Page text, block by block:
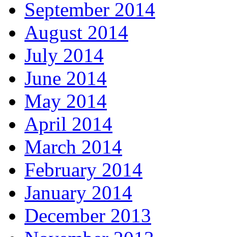
September 2014
August 2014
July 2014
June 2014
May 2014
April 2014
March 2014
February 2014
January 2014
December 2013